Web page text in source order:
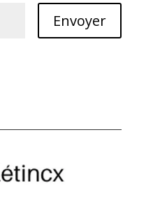
Envoyer